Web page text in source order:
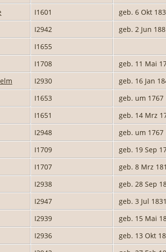
I1601 geb. 6 Okt
I2942 geb. 2 Jun
I1655
I1708 geb. 11 Mai
I2930 geb. 16 Jan
I1653 geb. um 1767
I1651 geb. 14 Mrz
I2948 geb. um 1767
I1709 geb. 19 Sep
I1707 geb. 8 Mrz
I2938 geb. 28 Sep
I2947 geb. 3 Jul 1831
I2939 geb. 15 Mai
I2936 geb. 13 Okt